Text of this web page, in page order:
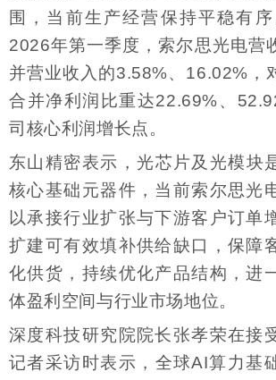
围，当前生产经营保持平稳有序
2026年第一季度，索尔思光电营
并营业收入的3.58%、16.02%，
合并净利润比重达22.69%、
司核心利润增长点。
东山精密表示，光芯片及光模块
核心基础元器件，当前索尔思光
以承接行业扩张与下游客户订单
扩建可有效填补供给缺口，保障
化供货，持续优化产品结构，进
体盈利空间与行业市场地位。
深度科技研究院院长张孝荣在接
记者采访时表示，全球AI算力基